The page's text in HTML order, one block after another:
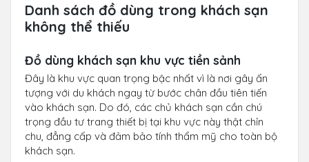
Danh sách đồ dùng trong khách sạn
không thể thiếu
Đồ dùng khách sạn khu vực tiền sảnh
Đây là khu vực quan trọng bậc nhất vì là nơi gây ấn
tượng với du khách ngay từ bước chân đầu tiên tiến
vào khách sạn. Do đó, các chủ khách sạn cần chú
trọng đầu tư trang thiết bị tại khu vực này thật chỉn
chu, đẳng cấp và đảm bảo tính thẩm mỹ cho toàn bộ
khách sạn.